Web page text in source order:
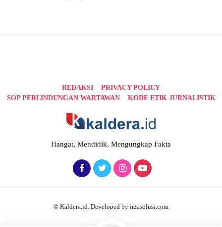
REDAKSI
PRIVACY POLICY
SOP PERLINDUNGAN WARTAWAN
KODE ETIK JURNALISTIK
Hangat, Mendidik, Mengungkap Fakta
© Kaldera.id. Developed by irzasolusi.com